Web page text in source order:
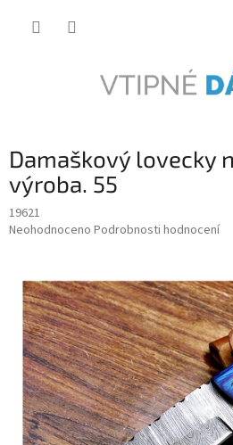
Damaškový lovecky
výroba. 55
19621
Průměrné
0,0
hvězdiček.
Neohodnoceno Podrobnosti hodnocení